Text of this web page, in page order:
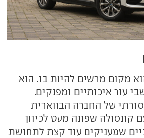
מקום מרשים להיות בו. הוא
עור איכותיים ומפנקים.
של החברה הבווארית
קונסולה שפונה מעט לכיוון
שמעניקים עוד קצת לתחושת